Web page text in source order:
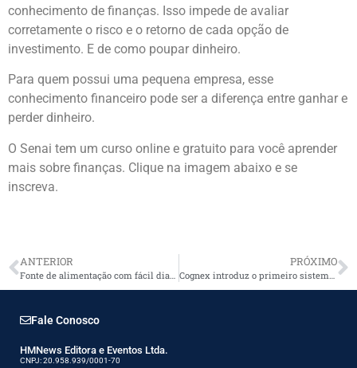
conhecimento de finanças. Isso impede de avaliar
corretamente o risco e o retorno de cada opção de
investimento. E de como poupar dinheiro.
Para quem possui uma pequena empresa, esse
conhecimento financeiro pode ser a diferença entre ganhar e
perder dinheiro.
O Senai tem um curso online e gratuito para você aprender
mais sobre finanças. Clique na imagem abaixo e se
inscreva.
ANTERIOR
Fonte de alimentação com fácil diagnóstico
PRÓXIMO
Cognex introduz o primeiro sistema de visão inteligente alimentado com deep learning do mundo
Fale Conosco
HMNews Editora e Eventos Ltda.
CNPJ: 20.958.939/0001-70